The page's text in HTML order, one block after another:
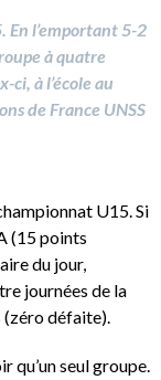
En l’emportant 5-2
à quatre
ci, à l’école au
de France UNSS
U15. Si
(15 points
du jour,
journées de la
(zéro défaite).
qu’un seul groupe.